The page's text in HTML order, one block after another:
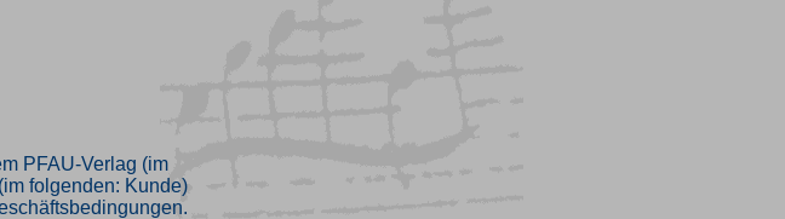
PFAU-Verlag (im
folgenden: Kunde)